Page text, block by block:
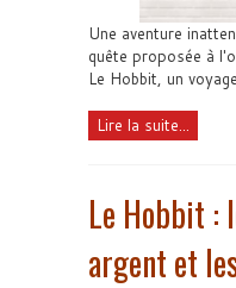
Une aventure
quête proposée à
Le Hobbit, un
Lire la suite...
Le Hobbit :
argent et